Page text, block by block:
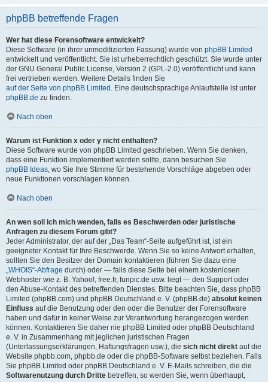
phpBB betreffende Fragen
Wer hat diese Forensoftware entwickelt?
Diese Software (in ihrer unmodifizierten Fassung) wurde von phpBB Limited
entwickelt und veröffentlicht. Sie ist urheberrechtlich geschützt. Sie wurde unter
der GNU General Public License, Version 2 (GPL-2.0) veröffentlicht und kann
frei vertrieben werden. Weitere Details finden Sie
auf der Seite von phpBB Limited . Eine deutschsprachige Anlaufstelle ist unter
phpBB.de zu finden.
Nach oben
Warum ist Funktion x oder y nicht enthalten?
Diese Software wurde von phpBB Limited geschrieben. Wenn Sie denken,
dass eine Funktion implementiert werden sollte, dann besuchen Sie
phpBB Ideas, wo Sie Ihre Stimme für bestehende Vorschläge abgeben oder
neue Funktionen vorschlagen können.
Nach oben
An wen soll ich mich wenden, falls es Beschwerden oder juristische
Anfragen zu diesem Forum gibt?
Jeder Administrator, der auf der „Das Team“-Seite aufgeführt ist, ist ein
geeigneter Kontakt für Ihre Beschwerde. Wenn Sie so keine Antwort erhalten,
sollten Sie den Besitzer der Domain kontaktieren (führen Sie dazu eine
„WHOIS“-Abfrage durch) oder — falls diese Seite bei einem kostenlosen
Webhoster wie z. B. Yahoo!, free.fr, funpic.de usw. liegt — den Support oder
den Abuse-Kontakt des betreffenden Dienstes. Bitte beachten Sie, dass phpBB
Limited (phpBB.com) und phpBB Deutschland e. V. (phpBB.de) absolut keinen
Einfluss auf die Benutzung oder den oder die Benutzer der Forensoftware
haben und dafür in keiner Weise zur Verantwortung herangezogen werden
können. Kontaktieren Sie daher nie phpBB Limited oder phpBB Deutschland
e. V. in Zusammenhang mit jeglichen juristischen Fragen
(Unterlassungserklärungen, Haftungsfragen usw.), die sich nicht direkt auf die
Website phpbb.com, phpbb.de oder die phpBB-Software selbst beziehen. Falls
Sie phpBB Limited oder phpBB Deutschland e. V. E-Mails schreiben, die die
Softwarenutzung durch Dritte betreffen, so werden Sie, wenn überhaupt,